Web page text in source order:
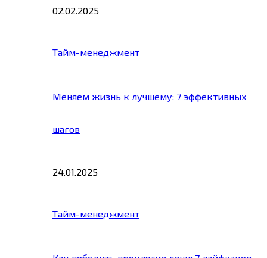
02.02.2025
Тайм-менеджмент
Меняем жизнь к лучшему: 7 эффективных
шагов
24.01.2025
Тайм-менеджмент